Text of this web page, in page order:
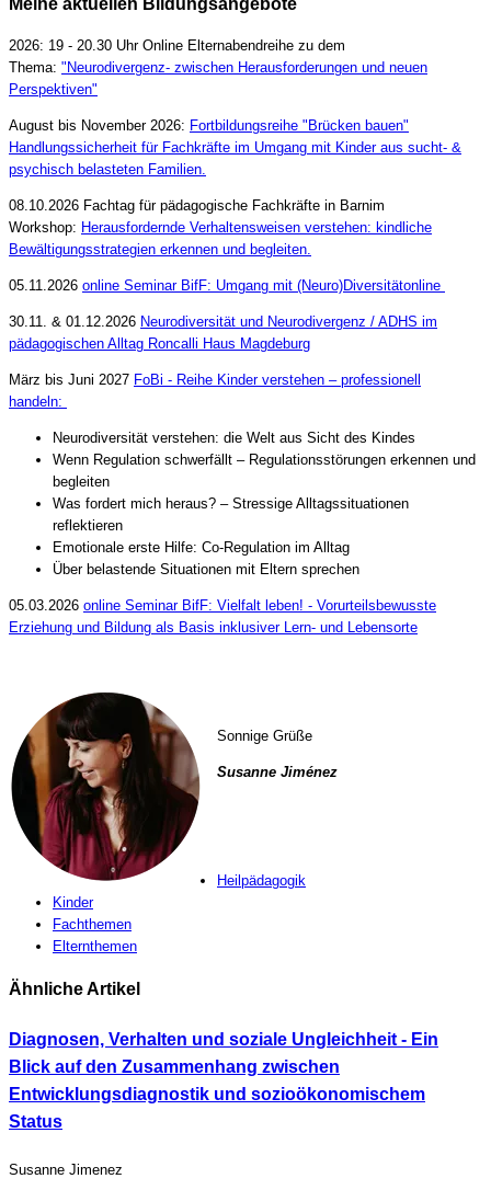
Meine aktuellen Bildungsangebote
2026: 19 - 20.30 Uhr Online Elternabendreihe zu dem
Thema: "Neurodivergenz- zwischen Herausforderungen und neuen
Perspektiven"
August bis November 2026: Fortbildungsreihe "Brücken bauen"
Handlungssicherheit für Fachkräfte im Umgang mit Kinder aus sucht- &
psychisch belasteten Familien.
08.10.2026 Fachtag für pädagogische Fachkräfte in Barnim
Workshop: Herausfordernde Verhaltensweisen verstehen: kindliche
Bewältigungsstrategien erkennen und begleiten.
05.11.2026 online Seminar BifF: Umgang mit (Neuro)Diversitätonline
30.11. & 01.12.2026 Neurodiversität und Neurodivergenz / ADHS im
pädagogischen Alltag Roncalli Haus Magdeburg
März bis Juni 2027 FoBi - Reihe Kinder verstehen – professionell
handeln:
Neurodiversität verstehen: die Welt aus Sicht des Kindes
Wenn Regulation schwerfällt – Regulationsstörungen erkennen und
begleiten
Was fordert mich heraus? – Stressige Alltagssituationen
reflektieren
Emotionale erste Hilfe: Co-Regulation im Alltag
Über belastende Situationen mit Eltern sprechen
05.03.2026 online Seminar BifF: Vielfalt leben! - Vorurteilsbewusste
Erziehung und Bildung als Basis inklusiver Lern- und Lebensorte
Sonnige Grüße
Susanne Jiménez
Heilpädagogik
Kinder
Fachthemen
Elternthemen
Ähnliche Artikel
Diagnosen, Verhalten und soziale Ungleichheit - Ein
Blick auf den Zusammenhang zwischen
Entwicklungsdiagnostik und sozioökonomischem
Status
Susanne Jimenez